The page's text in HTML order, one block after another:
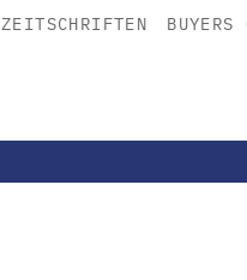
ZEITSCHRIFTEN BUYERS